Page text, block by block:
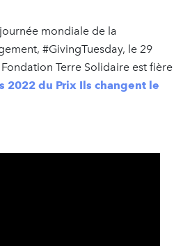
journée mondiale de la
#GivingTuesday, le 29
Terre Solidaire est fière
2022 du Prix Ils changent le